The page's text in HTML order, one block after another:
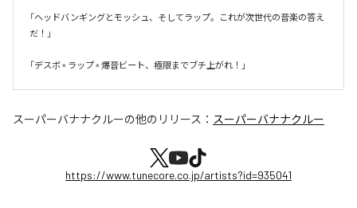
「ヘッドバンギングとモッシュ、そしてラップ。これが次世代の音楽の答え
だ！」
「デスボ × ラップ × 爆音ビート、極限までブチ上がれ！」
スーパーバナナクルーの他のリリース： スーパーバナナクルー
https://www.tunecore.co.jp/artists?id=935041